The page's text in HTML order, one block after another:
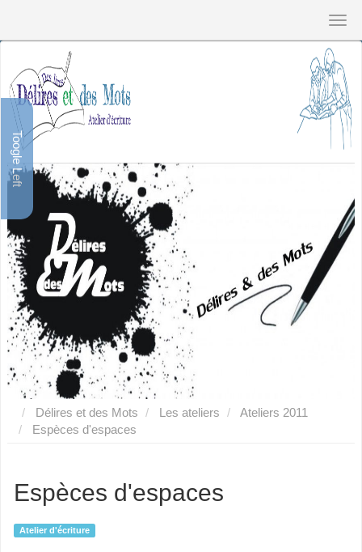
Toogle Left
Délires et des Mots Les ateliers
Ateliers 2011
Espèces d'espaces
Espèces d'espaces
Atelier d'écriture